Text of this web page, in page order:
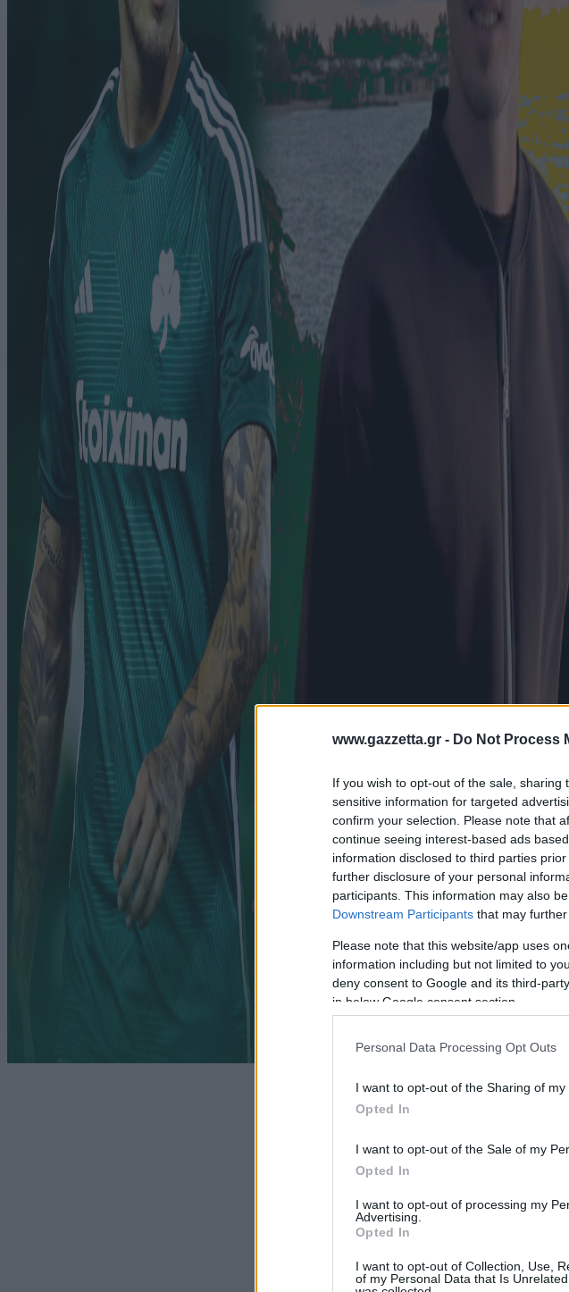
www.gazzetta.gr - Do Not Process
If you wish to opt-out of the sale,
sensitive information for targeted
confirm your selection. Please note that
continue seeing interest-based ads
information disclosed to third parties
further disclosure of your personal
participants. This information may also
Downstream Participants that may
Please note that this website/app uses
information including but not limited to
deny consent to Google and its third-
in below Google consent section.
Personal Data Processing Opt Outs
I want to opt-out of the Sharing of my
Opted In
I want to opt-out of the Sale of my
Opted In
I want to opt-out of processing my
Advertising.
Opted In
I want to opt-out of Collection, Use,
of my Personal Data that Is